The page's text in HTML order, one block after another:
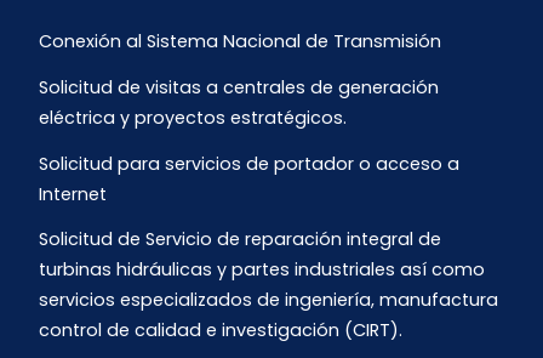
Conexión al Sistema Nacional de Transmisión
Solicitud de visitas a centrales de generación
eléctrica y proyectos estratégicos.
Solicitud para servicios de portador o acceso a
Internet
Solicitud de Servicio de reparación integral de
turbinas hidráulicas y partes industriales así como
servicios especializados de ingeniería, manufactura
control de calidad e investigación (CIRT).